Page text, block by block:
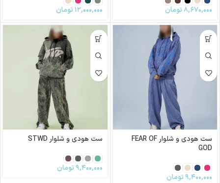
۸,۶۷۰,۰۰۰تومان ۱۲,۰۰۰,۰۰۰تومان
ست هودی و شلوار FEAR OF
GOD
۹,۴۰۰,۰۰۰تومان
ست هودی و شلوار STWD
۹,۴۰۰,۰۰۰تومان